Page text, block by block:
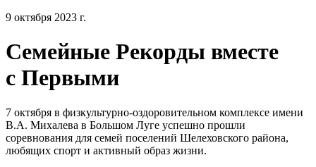
9 октября 2023 г.
Семейные Рекорды вместе
с Первыми
7 октября в физкультурно-оздоровительном комплексе имени
В.А. Михалева в Большом Луге успешно прошли
соревнования для семей поселений Шелеховского района,
любящих спорт и активный образ жизни.